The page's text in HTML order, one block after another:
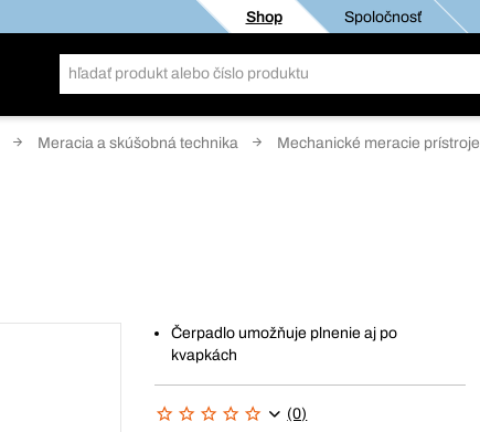
Shop Spoločnosť
Meracia a skúšobná technika Mechanické meracie prístroje
Čerpadlo umožňuje plnenie aj po
kvapkách
(0)